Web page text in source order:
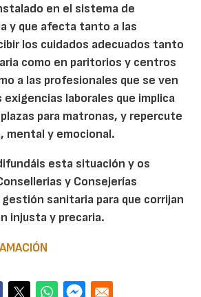
en el sistema de
y que afecta tanto a las
los cuidados adecuados tanto
como en paritorios y centros
a las profesionales que se ven
exigencias laborales que implica
para matronas, y repercute
mental y emocional.
esta situación y os
y Consejerías
sanitaria para que corrijan
injusta y precaria.